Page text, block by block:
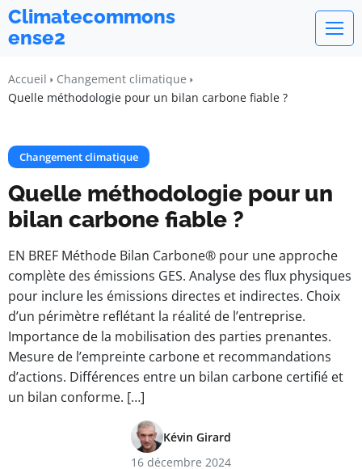
Climatecommons
ense2
Accueil
Changement climatique
Quelle méthodologie pour un bilan carbone fiable ?
Changement climatique
Quelle méthodologie pour un
bilan carbone fiable ?
EN BREF Méthode Bilan Carbone® pour une approche
complète des émissions GES. Analyse des flux physiques
pour inclure les émissions directes et indirectes. Choix
d’un périmètre reflétant la réalité de l’entreprise.
Importance de la mobilisation des parties prenantes.
Mesure de l’empreinte carbone et recommandations
d’actions. Différences entre un bilan carbone certifié et
un bilan conforme. […]
Kévin Girard
16 décembre 2024